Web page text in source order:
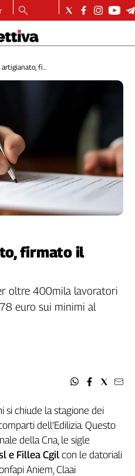
fi...
firmato il
oltre 400mila lavoratori
euro sui minimi al
si chiude la stagione dei
dell’Edilizia. Questo
della Cna, le sigle
e Fillea Cgil con le datoriali
Aniem, Claai